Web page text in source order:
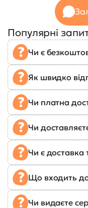
Популярні
Чи є
Як швидко
Чи платна
Чи
Чи є доставка
Що входить
Чи видаєте